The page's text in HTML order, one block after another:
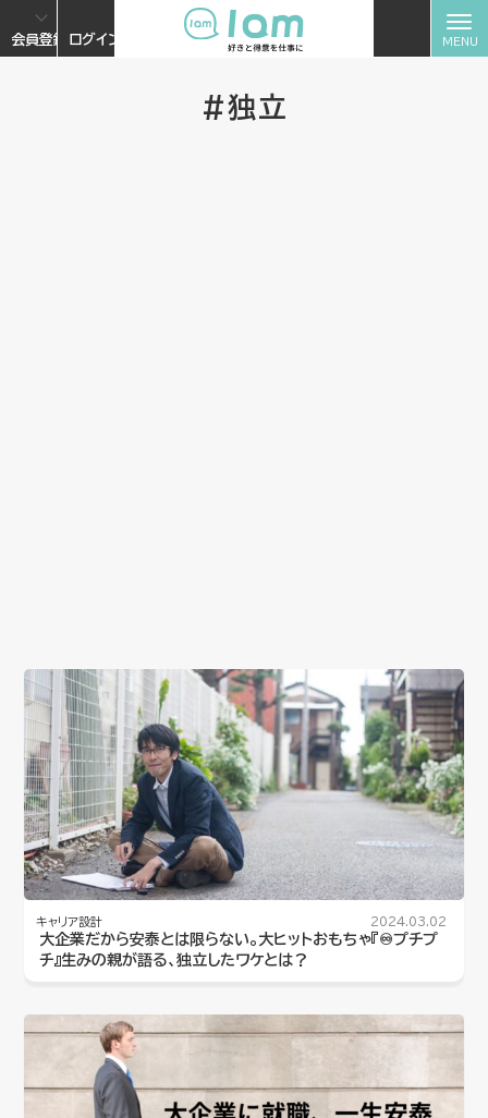
会員登録 ログイン
#独立
キャリア設計 2024.03.02
大企業だから安泰とは限らない。大ヒットおもちゃ『♾️プチプ
チ』生みの親が語る、独立したワケとは？